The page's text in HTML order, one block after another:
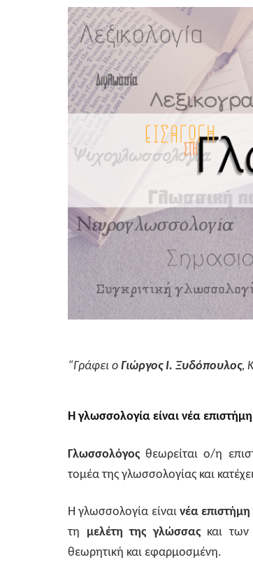
“Γράφει ο Γιώργος Ι. Ξυδόπουλος,
Η γλωσσολογία είναι νέα
Γλωσσολόγοςθεωρείται ο/η
τομέα της γλωσσολογίας και
Η γλωσσολογία είναι νέα επιστήμη
τη μελέτη της γλώσσας και των
θεωρητική και εφαρμοσμένη.